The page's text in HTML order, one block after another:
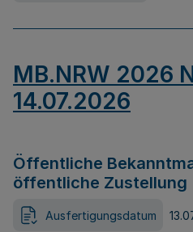
MB.NRW 2026
14.07.2026
Öffentliche
öffentliche Zustellung
Ausfertigungsdatum